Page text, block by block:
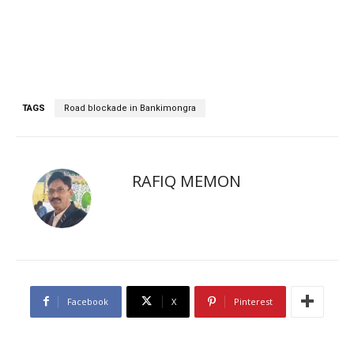
TAGS Road blockade in Bankimongra
RAFIQ MEMON
Facebook X Pinterest